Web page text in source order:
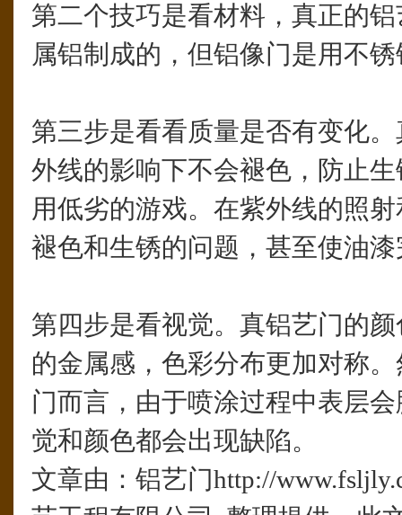
第二个技巧是看材料，真正的
属铝制成的，但铝像门是用不
第三步是看看质量是否有变化
外线的影响下不会褪色，防止
用低劣的游戏。在紫外线的照
褪色和生锈的问题，甚至使油
第四步是看视觉。真铝艺门的
的金属感，色彩分布更加对称
门而言，由于喷涂过程中表层
觉和颜色都会出现缺陷。
文章由：铝艺门http://